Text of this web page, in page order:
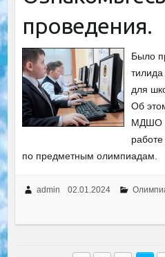
проведения.
Было
для
Об
МДШО
по предметным олимпиадам.
admin 02.01.2024